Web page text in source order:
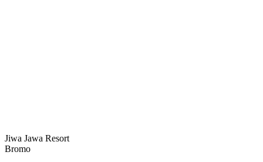
Jiwa Jawa Resort
Bromo